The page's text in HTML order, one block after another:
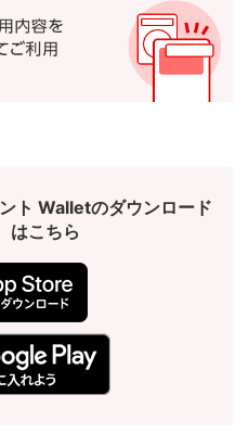
ト Walletのダウンロード
はこちら